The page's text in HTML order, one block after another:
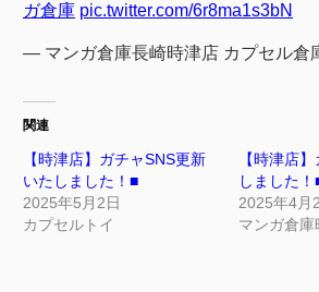
ガ倉庫 pic.twitter.com/6r8ma1s3bN
— マンガ倉庫長崎時津店 カプセル倉
関連
【時津店】ガチャSNS更新
いたしました！■
2025年5月2日
カプセルトイ
【時津店
しました！
2025年4月
マンガ倉庫